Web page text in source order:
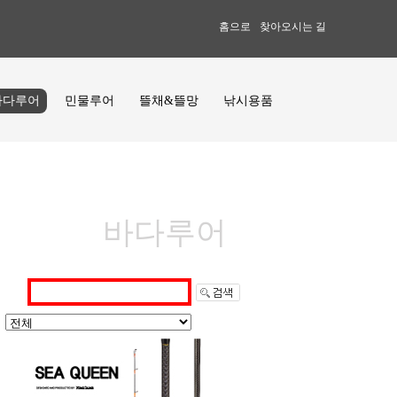
홈으로 찾아오시는 길
루어 민물루어 뜰채&뜰망 낚시용품
바다루어